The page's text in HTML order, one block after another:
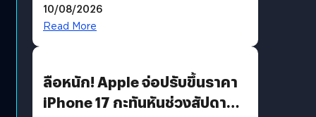
เงื่อนไขที่กำหนด
10/08/2026
Read More
ลือหนัก! Apple จ่อปรับขึ้นราคา
iPhone 17 กะทันหันช่วงสัปดาห์ที่